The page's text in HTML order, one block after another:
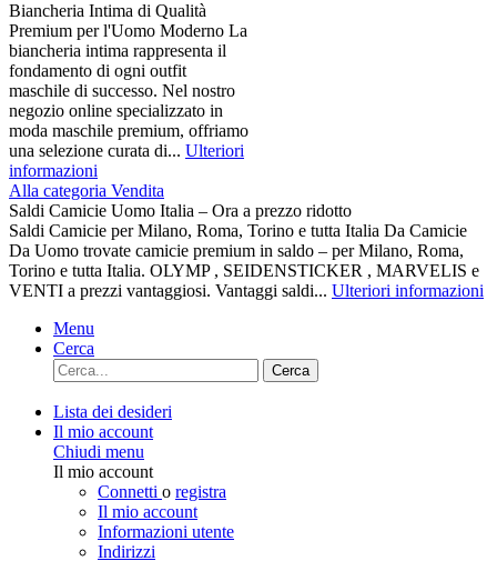
Biancheria Intima di Qualità
Premium per l'Uomo Moderno La
biancheria intima rappresenta il
fondamento di ogni outfit
maschile di successo. Nel nostro
negozio online specializzato in
moda maschile premium, offriamo
una selezione curata di... Ulteriori
informazioni
Alla categoria Vendita
Saldi Camicie Uomo Italia – Ora a prezzo ridotto
Saldi Camicie per Milano, Roma, Torino e tutta Italia Da Camicie
Da Uomo trovate camicie premium in saldo – per Milano, Roma,
Torino e tutta Italia. OLYMP , SEIDENSTICKER , MARVELIS e
VENTI a prezzi vantaggiosi. Vantaggi saldi... Ulteriori informazioni
Menu
Cerca
Cerca
Lista dei desideri
Il mio account
Chiudi menu
Il mio account
Connetti o registra
Il mio account
Informazioni utente
Indirizzi